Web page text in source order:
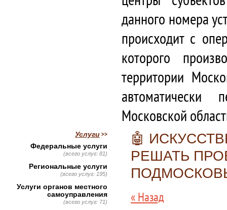
данного номера
происходит с
которого
территории
автоматически
Московской
🤖
РЕШАТЬ
« Назад
Услуги
Федеральные услуги
(всего услуг: 81)
Региональные услуги
(всего услуг: 195)
Услуги органов местного
самоуправления
(всего услуг: 71)